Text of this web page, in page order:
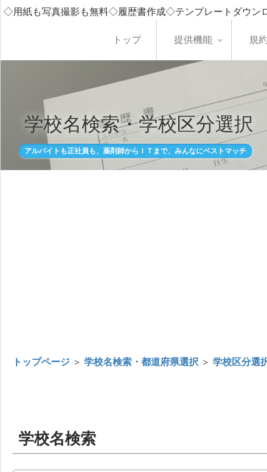
◇用紙も写真撮影も無料◇履歴書作成◇テンプレートダウ
トップ 提供機能 規
学校名検索・学校区分選択
アルバイトも正社員も、薬剤師からＩＴまで、みんなにベストマッチ
トップページ ＞ 学校名検索・都道府県選択 ＞ 学校区分選
学校名検索